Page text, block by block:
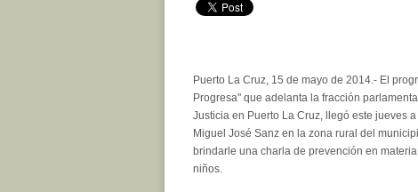
Puerto La Cruz, 15 de mayo de 2014.- El
Progresa" que adelanta la fracción
Justicia en Puerto La Cruz, llegó este jueves
Miguel José Sanz en la zona rural del
brindarle una charla de prevención en
niños.